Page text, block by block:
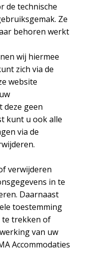
de technische
Ze
behoren werkt
wij hiermee
zich via de
website
geen
kunt u ook alle
via de
verwijderen
in te
Daarnaast
toestemming
te trekken of
van uw
Accommodaties